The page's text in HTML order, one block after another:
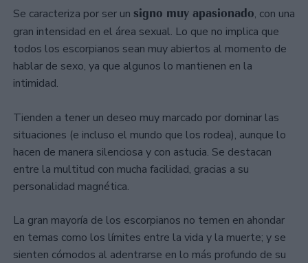
Se caracteriza por ser un signo muy apasionado, con una
gran intensidad en el área sexual. Lo que no implica que
todos los escorpianos sean muy abiertos al momento de
hablar de sexo, ya que algunos lo mantienen en la
intimidad.
Tienden a tener un deseo muy marcado por dominar las
situaciones (e incluso el mundo que los rodea), aunque lo
hacen de manera silenciosa y con astucia. Se destacan
entre la multitud con mucha facilidad, gracias a su
personalidad magnética.
La gran mayoría de los escorpianos no temen en ahondar
en temas como los límites entre la vida y la muerte; y se
sienten cómodos al adentrarse en lo más profundo de su